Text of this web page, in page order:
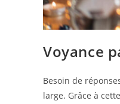
Voyance
Besoin de
large. Grâce à